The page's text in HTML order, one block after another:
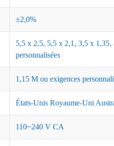
±2,0%
5,5 x 2,5, 5,5 x 2,1, 3,5 x
personnalisées
1,15 M ou exigences
États-Unis Royaume-Uni
110~240 V CA